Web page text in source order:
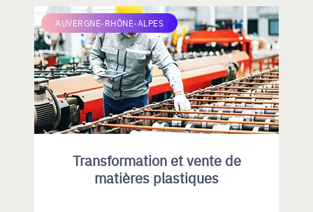
AUVERGNE-RHÔNE-ALPES
Transformation et vente de
matières plastiques